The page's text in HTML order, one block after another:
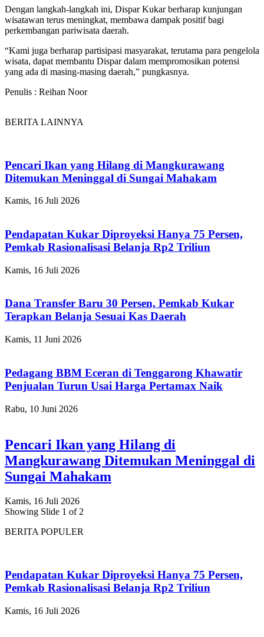
Dengan langkah-langkah ini, Dispar Kukar berharap kunjungan
wisatawan terus meningkat, membawa dampak positif bagi
perkembangan pariwisata daerah.
“Kami juga berharap partisipasi masyarakat, terutama para pengelola
wisata, dapat membantu Dispar dalam mempromosikan potensi
yang ada di masing-masing daerah,” pungkasnya.
Penulis : Reihan Noor
BERITA LAINNYA
Pencari Ikan yang Hilang di Mangkurawang
Ditemukan Meninggal di Sungai Mahakam
Kamis, 16 Juli 2026
Pendapatan Kukar Diproyeksi Hanya 75 Persen,
Pemkab Rasionalisasi Belanja Rp2 Triliun
Kamis, 16 Juli 2026
Dana Transfer Baru 30 Persen, Pemkab Kukar
Terapkan Belanja Sesuai Kas Daerah
Kamis, 11 Juni 2026
Pedagang BBM Eceran di Tenggarong Khawatir
Penjualan Turun Usai Harga Pertamax Naik
Rabu, 10 Juni 2026
Pencari Ikan yang Hilang di
Mangkurawang Ditemukan Meninggal di
Sungai Mahakam
Kamis, 16 Juli 2026
Showing Slide 1 of 2
BERITA POPULER
Pendapatan Kukar Diproyeksi Hanya 75 Persen,
Pemkab Rasionalisasi Belanja Rp2 Triliun
Kamis, 16 Juli 2026